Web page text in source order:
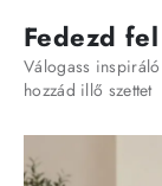
Fedezd
Válogass
hozzád illő szettet